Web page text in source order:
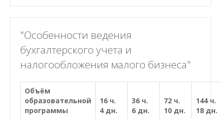
"Особенности ведения
бухгалтерского учета и
налогообложения малого бизнеса"
Объём
образовательной
программы
16 ч.
4 дн.
36 ч.
6 дн.
72 ч.
10 дн.
144 ч.
18 дн.